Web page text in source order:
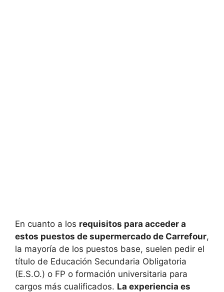
En cuanto a los requisitos para acceder a
estos puestos de supermercado de Carrefour,
la mayoría de los puestos base, suelen pedir el
título de Educación Secundaria Obligatoria
(E.S.O.) o FP o formación universitaria para
cargos más cualificados. La experiencia es